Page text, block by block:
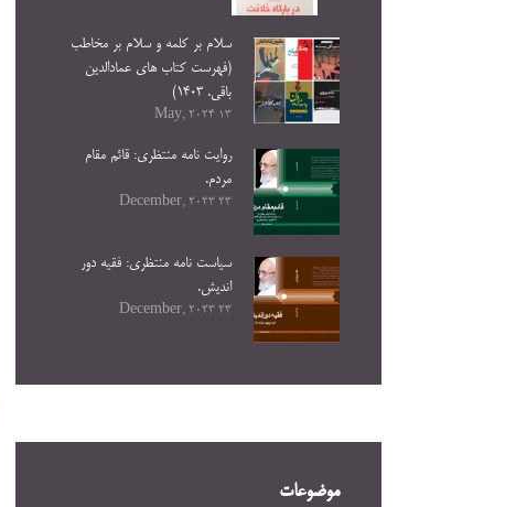
سلام بر کلمه و سلام بر مخاطب
(فهرست کتاب های عمادالدین
باقی. ۱۴۰۳)
13 May, 2024
روایت نامه منتظری: قائم مقام
مردم.
23 December, 2023
سیاست نامه منتظری: فقیه دور
اندیش.
23 December, 2023
موضوعات